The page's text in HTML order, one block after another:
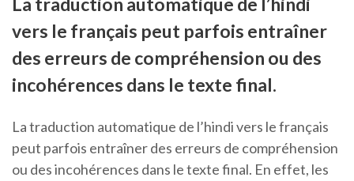
vers le français peut parfois entraîner
des erreurs de compréhension ou des
incohérences dans le texte final.
La traduction automatique de l’hindi vers le français
peut parfois entraîner des erreurs de compréhension
ou des incohérences dans le texte final. En effet, les